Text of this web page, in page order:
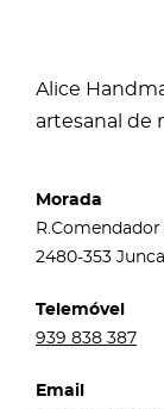
Alice
artesanal de
Morada
2480-353 Juncal
Telemóvel
939 838 387
Email